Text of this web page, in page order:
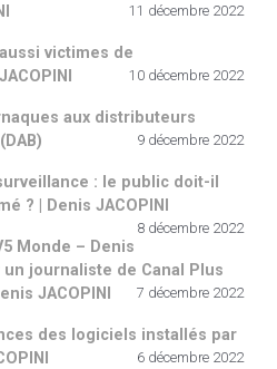
11 décembre 2022
victimes de
10 décembre 2022
aux distributeurs
9 décembre 2022
: le public doit-il
? | Denis JACOPINI
8 décembre 2022
Monde – Denis
un journaliste de Canal Plus
JACOPINI
7 décembre 2022
des logiciels installés par
6 décembre 2022